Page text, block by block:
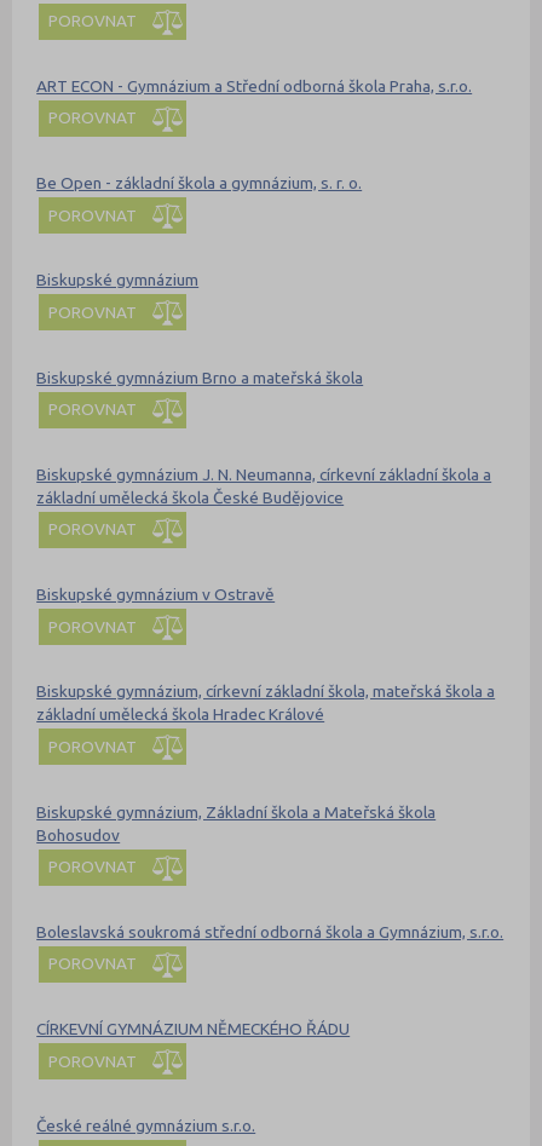
POROVNAT
ART ECON - Gymnázium a Střední odborná škola Praha, s.r.o.
POROVNAT
Be Open - základní škola a gymnázium, s. r. o.
POROVNAT
Biskupské gymnázium
POROVNAT
Biskupské gymnázium Brno a mateřská škola
POROVNAT
Biskupské gymnázium J. N. Neumanna, církevní základní škola a
základní umělecká škola České Budějovice
POROVNAT
Biskupské gymnázium v Ostravě
POROVNAT
Biskupské gymnázium, církevní základní škola, mateřská škola a
základní umělecká škola Hradec Králové
POROVNAT
Biskupské gymnázium, Základní škola a Mateřská škola
Bohosudov
POROVNAT
Boleslavská soukromá střední odborná škola a Gymnázium, s.r.o.
POROVNAT
CÍRKEVNÍ GYMNÁZIUM NĚMECKÉHO ŘÁDU
POROVNAT
České reálné gymnázium s.r.o.